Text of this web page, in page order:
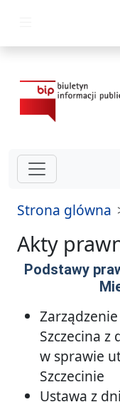
Strona glówna
Akty
Podstawy
Szczecina z
w sprawie
Szczecinie
Ustawa z